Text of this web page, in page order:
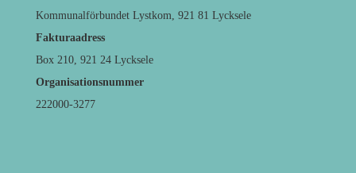
Kommunalförbundet Lystkom, 921 81 Lycksele
Fakturaadress
Box 210, 921 24 Lycksele
Organisationsnummer
222000-3277